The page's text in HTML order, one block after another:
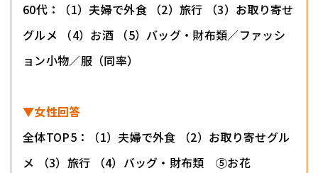
60代：（1）夫婦で外食 （2）旅行 （3）お取り寄せ
グルメ （4）お酒 （5）バッグ・財布類／ファッシ
ョン小物／服（同率）
▼女性回答
全体TOP5：（1）夫婦で外食 （2）お取り寄せグル
メ （3）旅行 （4）バッグ・財布類 ⑤お花